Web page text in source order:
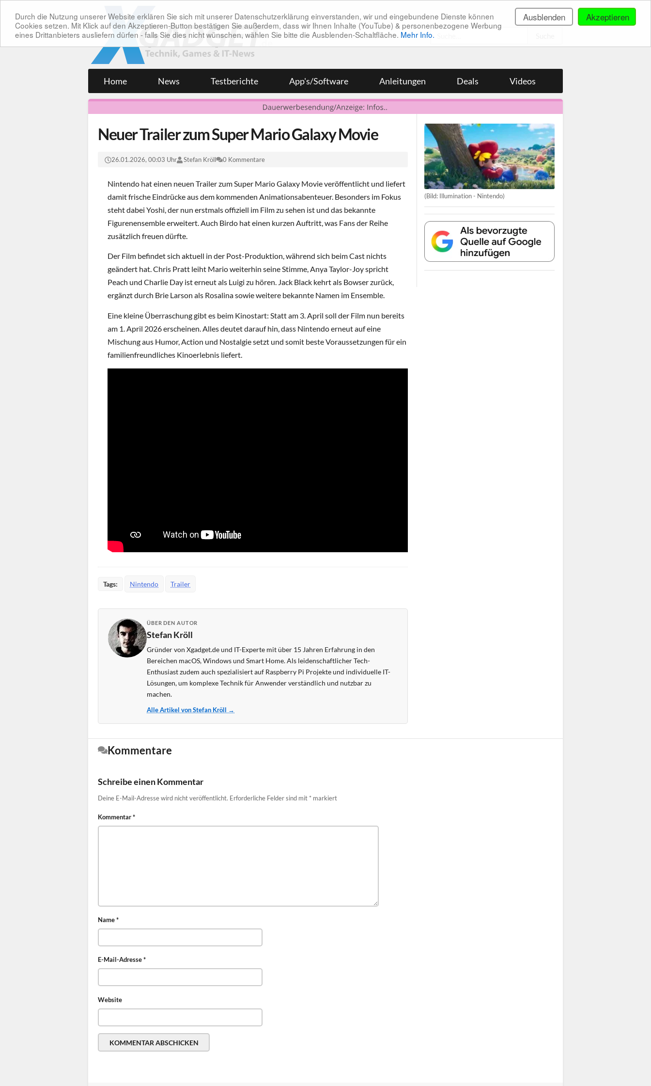
Akzeptieren
Ausblenden
Durch die Nutzung unserer Website erklären Sie sich mit unserer Datenschutzerklärung einverstanden, wir und eingebundene Dienste können
Cookies setzen. Mit Klick auf den Akzeptieren-Button bestätigen Sie außerdem, dass wir Ihnen Inhalte (YouTube) & personenbezogene Werbung
eines Drittanbieters ausliefern dürfen - falls Sie dies nicht wünschen, wählen Sie bitte die Ausblenden-Schaltfläche. Mehr Info.
Home News Testberichte App's/Software Anleitungen Deals Videos
Neuer Trailer zum Super Mario Galaxy Movie
26.01.2026, 00:03 Uhr Stefan Kröll 0 Kommentare
Nintendo hat einen neuen Trailer zum Super Mario Galaxy Movie veröffentlicht und liefert
damit frische Eindrücke aus dem kommenden Animationsabenteuer. Besonders im Fokus
steht dabei Yoshi, der nun erstmals offiziell im Film zu sehen ist und das bekannte
Figurenensemble erweitert. Auch Birdo hat einen kurzen Auftritt, was Fans der Reihe
zusätzlich freuen dürfte.
Der Film befindet sich aktuell in der Post-Produktion, während sich beim Cast nichts
geändert hat. Chris Pratt leiht Mario weiterhin seine Stimme, Anya Taylor-Joy spricht
Peach und Charlie Day ist erneut als Luigi zu hören. Jack Black kehrt als Bowser zurück,
ergänzt durch Brie Larson als Rosalina sowie weitere bekannte Namen im Ensemble.
Eine kleine Überraschung gibt es beim Kinostart: Statt am 3. April soll der Film nun bereits
am 1. April 2026 erscheinen. Alles deutet darauf hin, dass Nintendo erneut auf eine
Mischung aus Humor, Action und Nostalgie setzt und somit beste Voraussetzungen für ein
familienfreundliches Kinoerlebnis liefert.
Tags: Nintendo Trailer
ÜBER DEN AUTOR
Stefan Kröll
Gründer von Xgadget.de und IT-Experte mit über 15 Jahren Erfahrung in den
Bereichen macOS, Windows und Smart Home. Als leidenschaftlicher Tech-
Enthusiast zudem auch spezialisiert auf Raspberry Pi Projekte und individuelle IT-
Lösungen, um komplexe Technik für Anwender verständlich und nutzbar zu
machen.
Alle Artikel von Stefan Kröll →
(Bild: Illumination - Nintendo)
Kommentare
Schreibe einen Kommentar
Deine E-Mail-Adresse wird nicht veröffentlicht. Erforderliche Felder sind mit * markiert
Kommentar*
Name*
E-Mail-Adresse*
Website